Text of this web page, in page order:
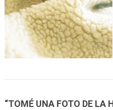
“TOMÉ UNA FOTO DE LA